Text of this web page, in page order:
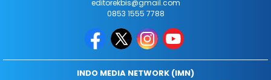
editorekbis@gmail.com
0853 1555 7788
INDO MEDIA NETWORK (IMN)